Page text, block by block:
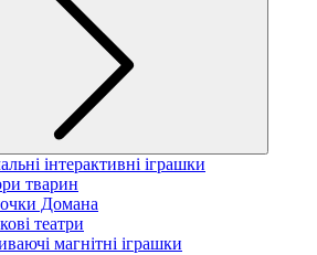
інтерактивні іграшки
тварин
Домана
театри
магнітні іграшки